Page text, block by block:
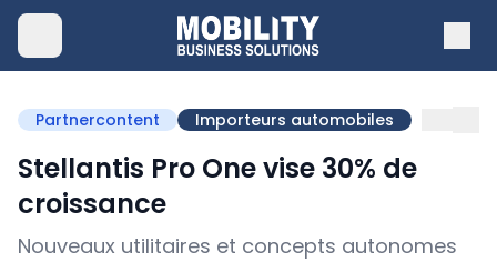
Partnercontent Importeurs automobiles
Stellantis Pro One vise 30% de
croissance
Nouveaux utilitaires et concepts autonomes